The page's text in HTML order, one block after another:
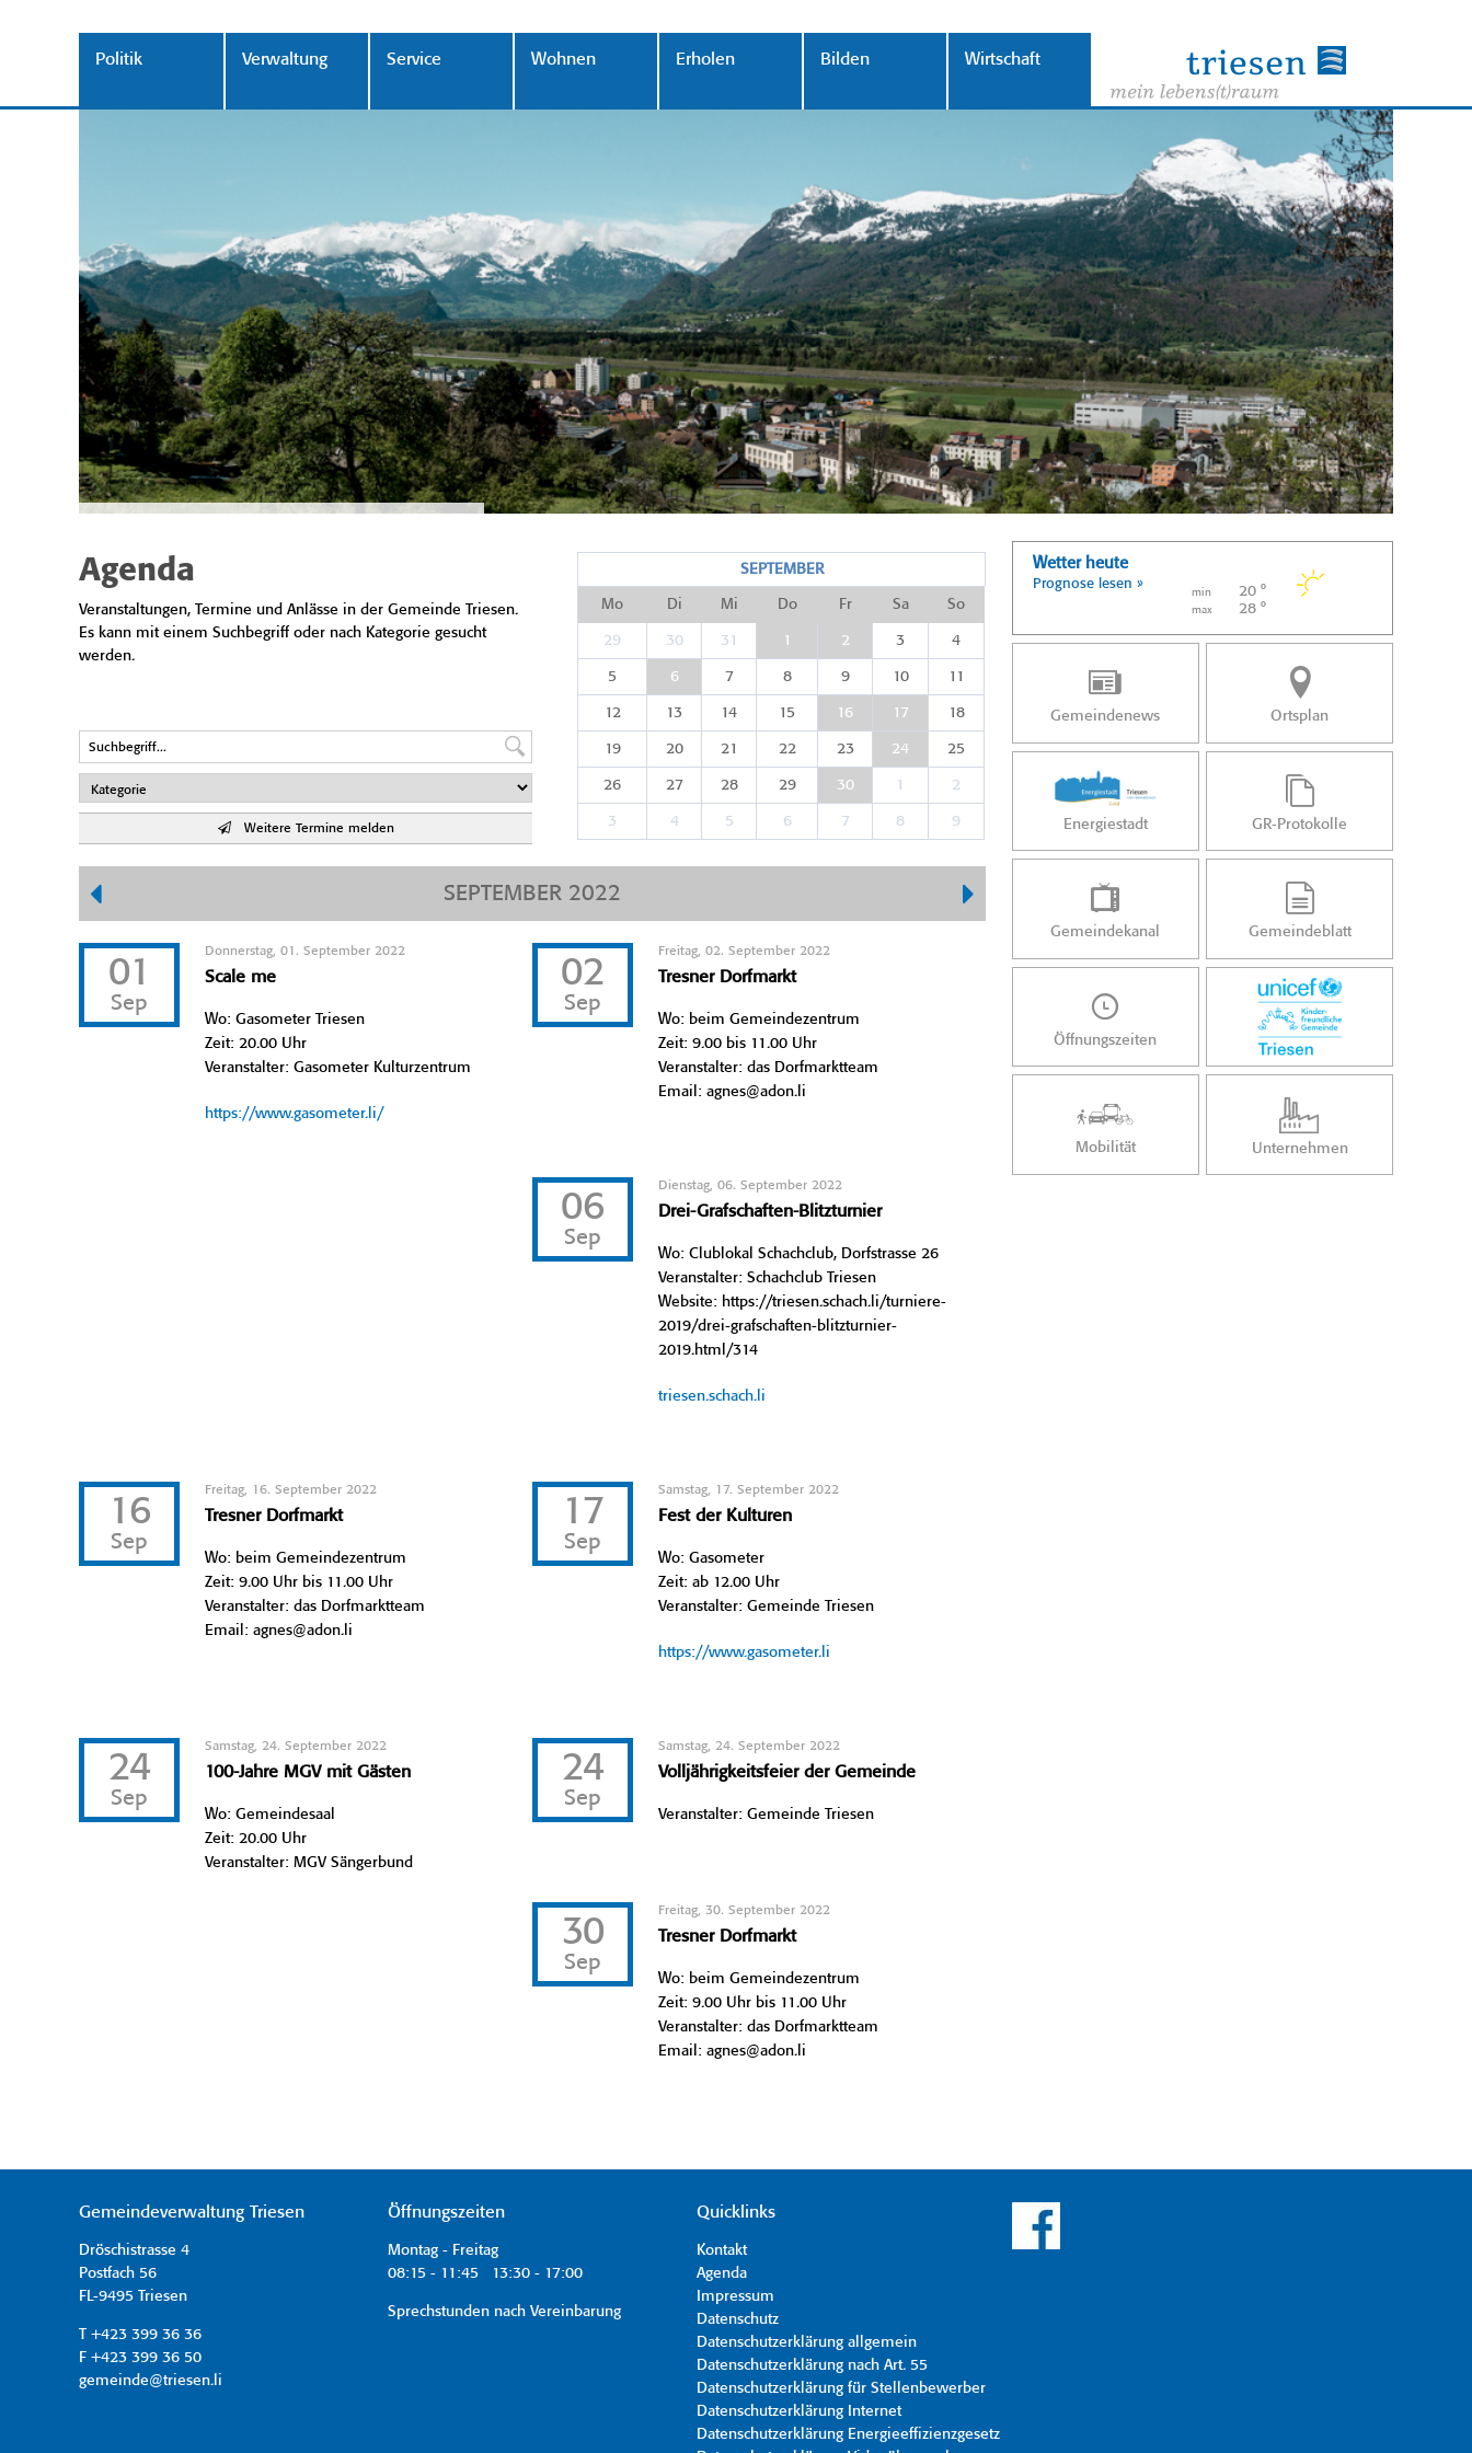
Politik Verwaltung Service Wohnen Erholen Bilden Wirtschaft
Agenda
Veranstaltungen, Termine und Anlässe in der Gemeinde Triesen.
Es kann mit einem Suchbegriff oder nach Kategorie gesucht
werden.
Weitere Termine melden
SEPTEMBER
Mo Di Mi Do Fr Sa So
29 30 31 1 2 3 4
5 6 7 8 9 10 11
12 13 14 15 16 17 18
19 20 21 22 23 24 25
26 27 28 29 30 1 2
3 4 5 6 7 8 9
SEPTEMBER 2022
01
Sep
Donnerstag, 01. September 2022
Scale me
Wo: Gasometer Triesen
Zeit: 20.00 Uhr
Veranstalter: Gasometer Kulturzentrum
https://www.gasometer.li/
02
Sep
Freitag, 02. September 2022
Tresner Dorfmarkt
Wo: beim Gemeindezentrum
Zeit: 9.00 bis 11.00 Uhr
Veranstalter: das Dorfmarktteam
Email: agnes@adon.li
06
Sep
Dienstag, 06. September 2022
Drei-Grafschaften-Blitzturnier
Wo: Clublokal Schachclub, Dorfstrasse 26
Veranstalter: Schachclub Triesen
Website: https://triesen.schach.li/turniere-
2019/drei-grafschaften-blitzturnier-
2019.html/314
triesen.schach.li
16
Sep
Freitag, 16. September 2022
Tresner Dorfmarkt
Wo: beim Gemeindezentrum
Zeit: 9.00 Uhr bis 11.00 Uhr
Veranstalter: das Dorfmarktteam
Email: agnes@adon.li
17
Sep
Samstag, 17. September 2022
Fest der Kulturen
Wo: Gasometer
Zeit: ab 12.00 Uhr
Veranstalter: Gemeinde Triesen
https://www.gasometer.li
24
Sep
Samstag, 24. September 2022
100-Jahre MGV mit Gästen
Wo: Gemeindesaal
Zeit: 20.00 Uhr
Veranstalter: MGV Sängerbund
24
Sep
Samstag, 24. September 2022
Volljährigkeitsfeier der Gemeinde
Veranstalter: Gemeinde Triesen
30
Sep
Freitag, 30. September 2022
Tresner Dorfmarkt
Wo: beim Gemeindezentrum
Zeit: 9.00 Uhr bis 11.00 Uhr
Veranstalter: das Dorfmarktteam
Email: agnes@adon.li
Wetter heute
Prognose lesen »
min 20 °
max 28 °
Gemeindenews Ortsplan
Energiestadt GR-Protokolle
Gemeindekanal Gemeindeblatt
Öffnungszeiten
Mobilität Unternehmen
Gemeindeverwaltung Triesen
Dröschistrasse 4
Postfach 56
FL-9495 Triesen
T +423 399 36 36
F +423 399 36 50
gemeinde@triesen.li
Öffnungszeiten
Montag - Freitag
08:15 - 11:45 13:30 - 17:00
Sprechstunden nach Vereinbarung
Quicklinks
Kontakt
Agenda
Impressum
Datenschutz
Datenschutzerklärung allgemein
Datenschutzerklärung nach Art. 55
Datenschutzerklärung für Stellenbewerber
Datenschutzerklärung Internet
Datenschutzerklärung Energieeffizienzgesetz